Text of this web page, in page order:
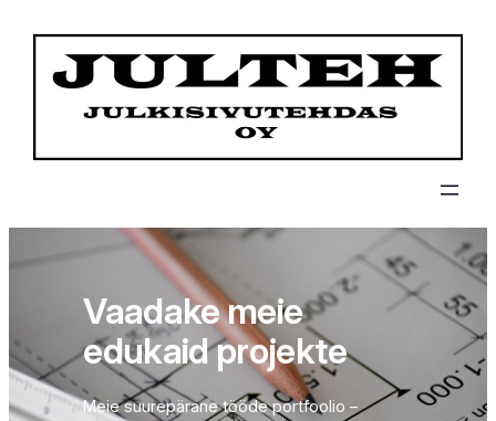
juurde
Vaadake meie
edukaid projekte
Meie suurepärane tööde portfoolio –